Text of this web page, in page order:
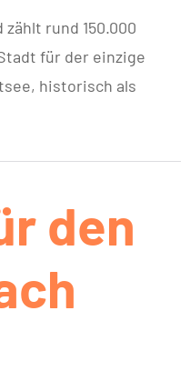
rund 150.000
für der einzige
historisch als
den